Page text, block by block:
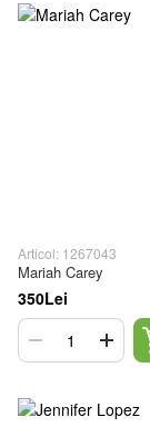
Articol: 1267043
Mariah Carey
350Lei